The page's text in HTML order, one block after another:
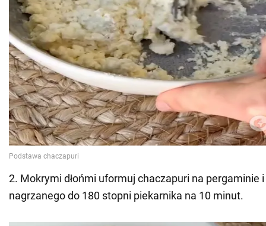
2. Mokrymi dłońmi uformuj chaczapuri na pergaminie i
nagrzanego do 180 stopni piekarnika na 10 minut.